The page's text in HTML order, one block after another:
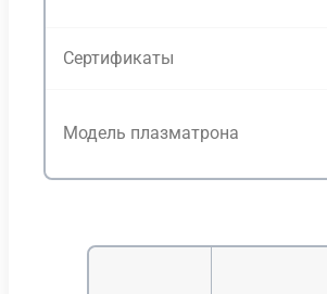
Сертификаты
Модель плазматрона